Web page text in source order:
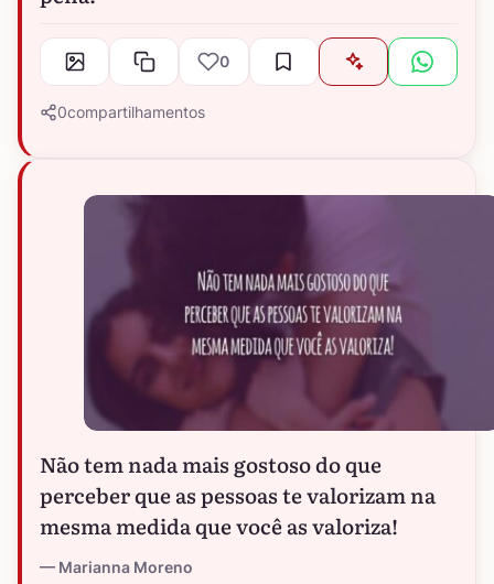
0
0compartilhamentos
Não tem nada mais gostoso do que
perceber que as pessoas te valorizam na
mesma medida que você as valoriza!
Marianna Moreno